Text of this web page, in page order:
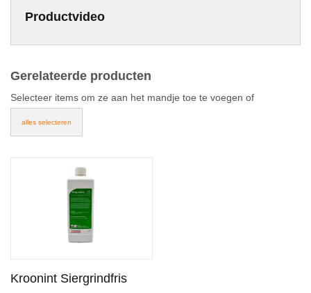
Productvideo
Gerelateerde producten
Selecteer items om ze aan het mandje toe te voegen of
alles selecteren
Kroonint Siergrindfris